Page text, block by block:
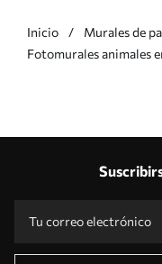
Inicio Murales de
Fotomurales animales